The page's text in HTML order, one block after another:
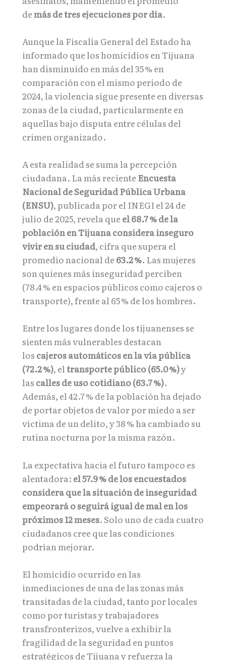
demás de tres ejecuciones por día.
Aunque la Fiscalía General del Estado ha
informado que los homicidios en Tijuana
han disminuido en más del 35 % en
comparación con el mismo periodo de
2024, la violencia sigue presente en diversas
zonas de la ciudad, particularmente en
aquellas bajo disputa entre células del
crimen organizado.
A esta realidad se suma la percepción
ciudadana. La más reciente Encuesta
Nacional de Seguridad Pública Urbana
(ENSU), publicada por el INEGI el 24 de
julio de 2025, revela que el 68.7 % de la
población en Tijuana considera inseguro
vivir en su ciudad, cifra que supera el
promedio nacional de 63.2 %. Las mujeres
son quienes más inseguridad perciben
(78.4 % en espacios públicos como cajeros o
transporte), frente al 65 % de los hombres.
Entre los lugares donde los tijuanenses se
sienten más vulnerables destacan
los cajeros automáticos en la vía pública
(72.2 %), eltransporte público (65.0 %)y
las calles de uso cotidiano (63.7 %).
Además, el 42.7 % de la población ha dejado
de portar objetos de valor por miedo a ser
víctima de un delito, y 38 % ha cambiado su
rutina nocturna por la misma razón.
La expectativa hacia el futuro tampoco es
alentadora: el 57.9 % de los encuestados
considera que la situación de inseguridad
empeorará o seguirá igual de mal en los
próximos 12 meses. Solo uno de cada cuatro
ciudadanos cree que las condiciones
podrían mejorar.
El homicidio ocurrido en las
inmediaciones de una de las zonas más
transitadas de la ciudad, tanto por locales
como por turistas y trabajadores
transfronterizos, vuelve a exhibir la
fragilidad de la seguridad en puntos
estratégicos de Tijuana y refuerza la